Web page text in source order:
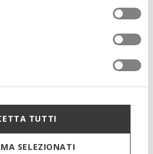
in qualsiasi momento le
nostra
TUTTI
SELEZIONATI
like